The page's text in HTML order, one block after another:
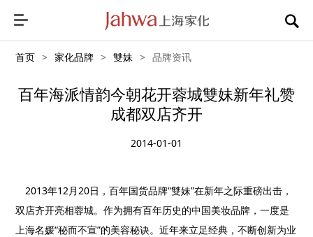
首页 > 家化品牌 > 雙妹 > 品牌资讯
百年海派情韵今朝花开蓉城雙妹新年礼赞
成都双店齐开
2014-01-01
2013年12月20日，百年国货品牌“雙妹”在新年之际重磅出击，
双店齐开亮相蓉城。作为拥有百年历史的中国美妆品牌，一度是
上海名媛“秘而不宣”的美容秘诀。近年来立足经典，不断创新为业